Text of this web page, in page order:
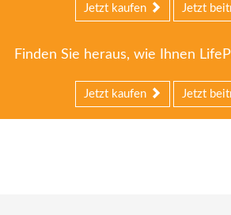
Jetzt kaufen Jetzt
Finden Sie heraus, wie Ihnen
Jetzt kaufen Jetzt